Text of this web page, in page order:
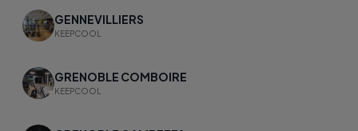
GENNEVILLIERS
KEEPCOOL
GRENOBLE COMBOIRE
KEEPCOOL